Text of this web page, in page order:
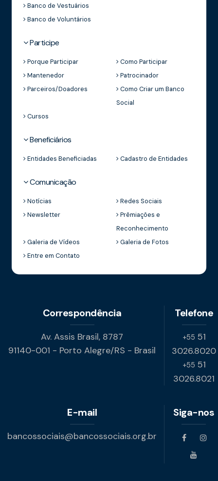
Banco de Vestuários
Banco de Voluntários
Participe
Porque Participar
Como Participar
Mantenedor
Patrocinador
Parceiros/Doadores
Como Criar um Banco
Social
Cursos
Beneficiários
Entidades Beneficiadas Cadastro de Entidades
Comunicação
Notícias
Redes Sociais
Newsletter
Prêmiações e
Reconhecimento
Galeria de Vídeos
Galeria de Fotos
Entre em Contato
Correspondência
Av. Assis Brasil, 8787
91140-001 - Porto Alegre/RS - Brasil
Telefone
+55 51
3026.8020
+55 51
3026.8021
E-mail
bancossociais@bancossociais.org.br
Siga-nos